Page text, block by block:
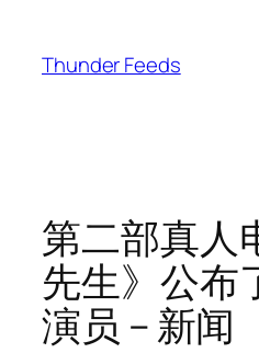
Thunder Feeds
第二部真人
先生》公布
演员 – 新闻